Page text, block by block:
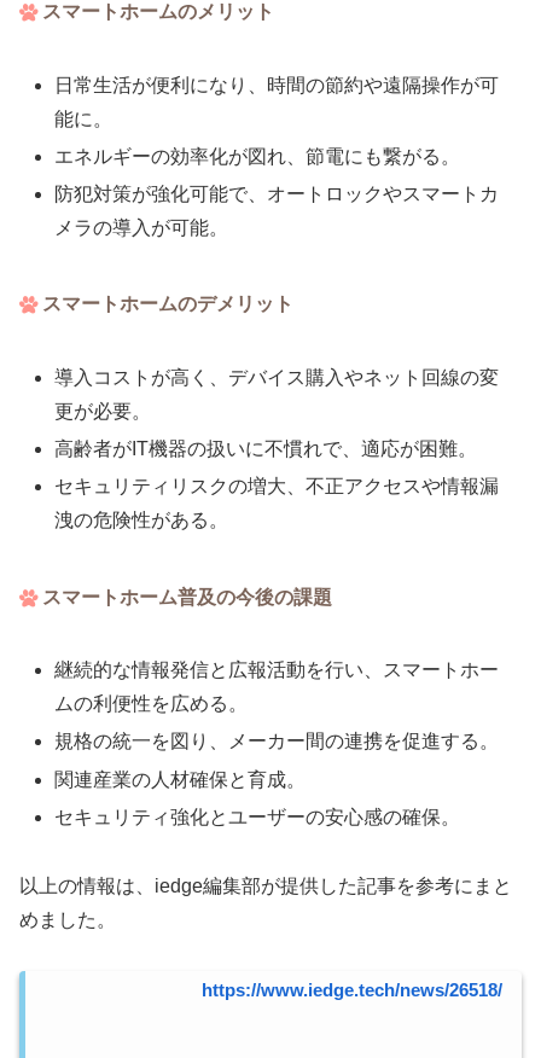
スマートホームのメリット
日常生活が便利になり、時間の節約や遠隔操作が可
能に。
エネルギーの効率化が図れ、節電にも繋がる。
防犯対策が強化可能で、オートロックやスマートカ
メラの導入が可能。
スマートホームのデメリット
導入コストが高く、デバイス購入やネット回線の変
更が必要。
高齢者がIT機器の扱いに不慣れで、適応が困難。
セキュリティリスクの増大、不正アクセスや情報漏
洩の危険性がある。
スマートホーム普及の今後の課題
継続的な情報発信と広報活動を行い、スマートホー
ムの利便性を広める。
規格の統一を図り、メーカー間の連携を促進する。
関連産業の人材確保と育成。
セキュリティ強化とユーザーの安心感の確保。
以上の情報は、iedge編集部が提供した記事を参考にまと
めました。
https://www.iedge.tech/news/26518/